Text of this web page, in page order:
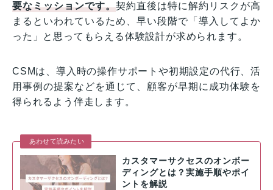
要なミッションです。契約直後は特に解約リスクが高
まるといわれているため、早い段階で「導入してよか
った」と思ってもらえる体験設計が求められます。
CSMは、導入時の操作サポートや初期設定の代行、活
用事例の提案などを通じて、顧客が早期に成功体験を
得られるよう伴走します。
あわせて読みたい
カスタマーサクセスのオンボー
ディングとは？実施手順やポイ
ントを解説